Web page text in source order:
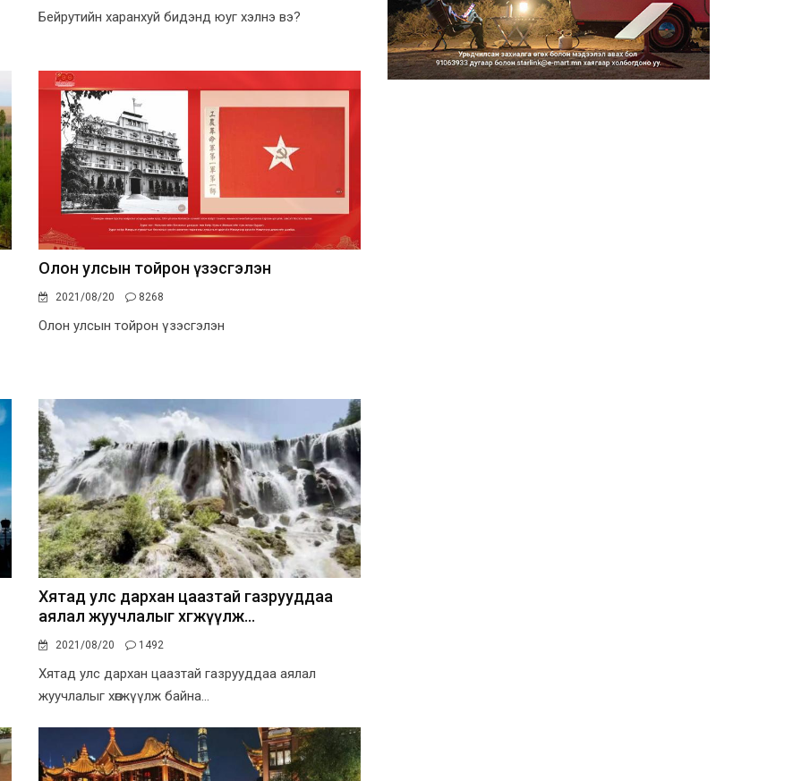
Бейрутийн харанхуй бидэнд юуг хэлнэ вэ?
Олон улсын тойрон үзэсгэлэн
2021/08/20 8268
Олон улсын тойрон үзэсгэлэн
Хятад улс дархан цаазтай газрууддаа
аялал жуучлалыг хөгжүүлж...
2021/08/20 1492
Хятад улс дархан цаазтай газрууддаа аялал
жуучлалыг хөгжүүлж байна...
Тэгш, сондгойгоор замын
хөдөлгөөнд оролцох зохицуу...
2026/08/05